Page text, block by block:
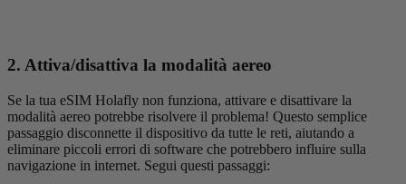
2. Attiva/disattiva la modalità aereo
Se la tua eSIM Holafly non funziona, attivare e disattivare la
modalità aereo potrebbe risolvere il problema! Questo semplice
passaggio disconnette il dispositivo da tutte le reti, aiutando a
eliminare piccoli errori di software che potrebbero influire sulla
navigazione in internet. Segui questi passaggi: